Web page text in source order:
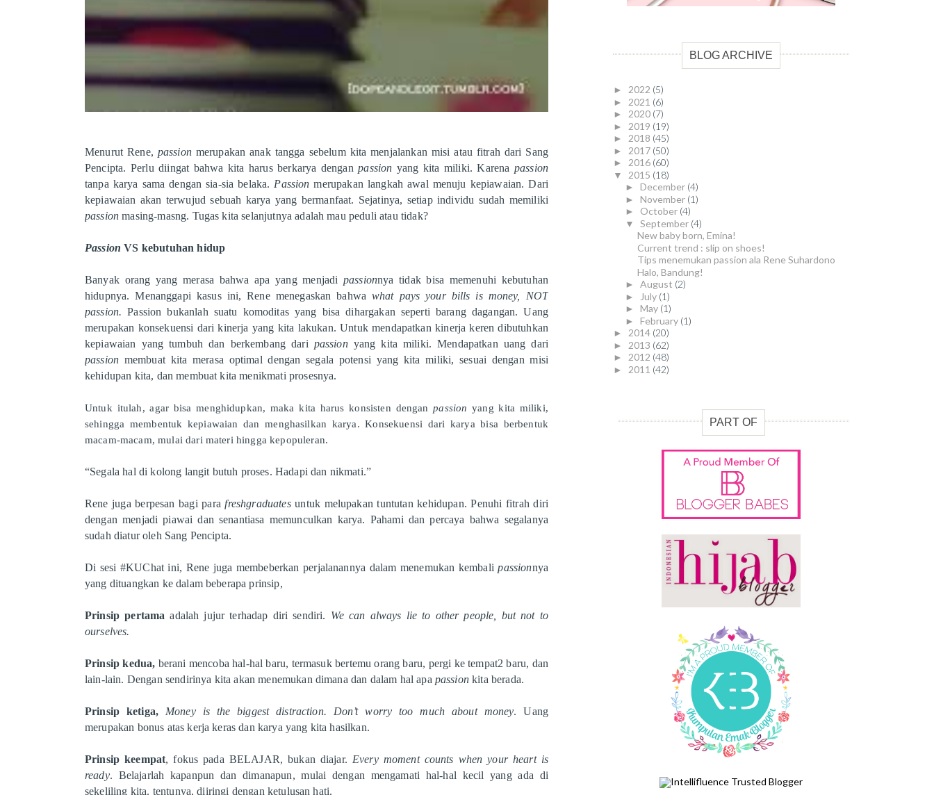
Menurut Rene, passionmerupakan anak tangga sebelum kita menjalankan misi atau fitrah dari Sang
Pencipta. Perlu diingat bahwa kita harus berkarya denganpassion yang kita miliki. Karena passion
tanpa karya sama dengan sia-sia belaka. Passionmerupakan langkah awal menuju kepiawaian. Dari
kepiawaian akan terwujud sebuah karya yang bermanfaat. Sejatinya, setiap individu sudah memiliki
passionmasing-masng. Tugas kita selanjutnya adalah mau peduli atau tidak?
PassionVS kebutuhan hidup
Banyak orang yang merasa bahwa apa yang menjadi passionnya tidak bisa memenuhi kebutuhan
hidupnya. Menanggapi kasus ini, Rene menegaskan bahwa what pays your bills is money, NOT
passion.Passion bukanlah suatu komoditas yang bisa dihargakan seperti barang dagangan. Uang
merupakan konsekuensi dari kinerja yang kita lakukan. Untuk mendapatkan kinerja keren dibutuhkan
kepiawaian yang tumbuh dan berkembang dari passion yang kita miliki. Mendapatkan uang dari
passion membuat kita merasa optimal dengan segala potensi yang kita miliki, sesuai dengan misi
kehidupan kita, dan membuat kita menikmati prosesnya.
Untuk itulah, agar bisa menghidupkan, maka kita harus konsisten denganpassion yang kita miliki,
sehingga membentuk kepiawaian dan menghasilkan karya. Konsekuensi dari karya bisa berbentuk
macam-macam, mulai dari materi hingga kepopuleran.
“Segala hal di kolong langit butuh proses. Hadapi dan nikmati.”
Rene juga berpesan bagi parafreshgraduatesuntuk melupakan tuntutan kehidupan. Penuhi fitrah diri
dengan menjadi piawai dan senantiasa memunculkan karya. Pahami dan percaya bahwa segalanya
sudah diatur oleh Sang Pencipta.
Di sesi #KUChat ini, Rene juga membeberkan perjalanannya dalam menemukan kembalipassionnya
yang dituangkan ke dalam beberapa prinsip,
Prinsip pertama adalah jujur terhadap diri sendiri. We can always lie to other people, but not to
ourselves.
Prinsip kedua, berani mencoba hal-hal baru, termasuk bertemu orang baru, pergi ke tempat2 baru, dan
lain-lain. Dengan sendirinya kita akan menemukan dimana dan dalam hal apa passionkita berada.
Prinsip ketiga, Money is the biggest distraction. Don’t worry too much about money. Uang
merupakan bonus atas kerja keras dan karya yang kita hasilkan.
Prinsip keempat, fokus pada BELAJAR, bukan diajar. Every moment counts when your heart is
ready. Belajarlah kapanpun dan dimanapun, mulai dengan mengamati hal-hal kecil yang ada di
sekeliling kita. tentunya, diiringi dengan ketulusan hati.
BLOG ARCHIVE
► 2022 (5)
► 2021 (6)
► 2020 (7)
► 2019 (19)
► 2018 (45)
► 2017 (50)
► 2016 (60)
▼ 2015 (18)
► December (4)
► November (1)
► October (4)
▼ September (4)
New baby born, Emina!
Current trend : slip on shoes!
Tips menemukan passion ala Rene Suhardono
Halo, Bandung!
► August (2)
► July (1)
► May (1)
► February (1)
► 2014 (20)
► 2013 (62)
► 2012 (48)
► 2011 (42)
PART OF